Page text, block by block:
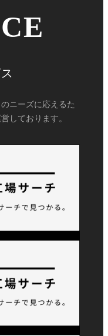
ニーズに応えるた
しております。